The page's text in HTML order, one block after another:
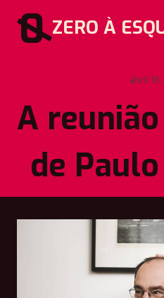
para
ZERO À
abril
A
de